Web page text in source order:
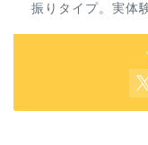
振りタイプ。実体